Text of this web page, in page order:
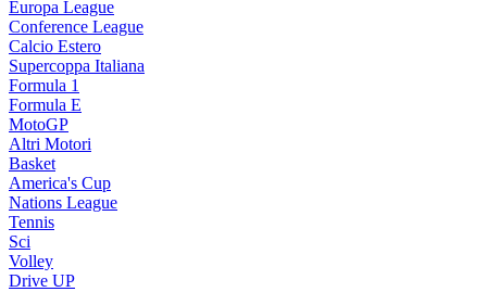
Europa League
Conference League
Calcio Estero
Supercoppa Italiana
Formula 1
Formula E
MotoGP
Altri Motori
Basket
America's Cup
Nations League
Tennis
Sci
Volley
Drive UP